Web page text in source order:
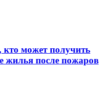
кто может получить
жилья после пожаров